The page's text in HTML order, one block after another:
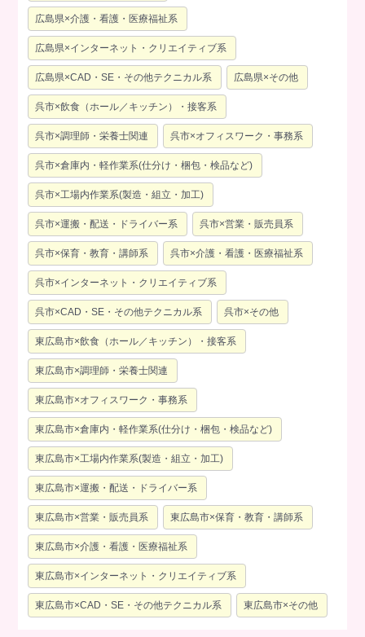
広島県×介護・看護・医療福祉系
広島県×インターネット・クリエイティブ系
広島県×CAD・SE・その他テクニカル系 広島県×その他
呉市×飲食（ホール／キッチン）・接客系
呉市×調理師・栄養士関連 呉市×オフィスワーク・事務系
呉市×倉庫内・軽作業系(仕分け・梱包・検品など)
呉市×工場内作業系(製造・組立・加工)
呉市×運搬・配送・ドライバー系 呉市×営業・販売員系
呉市×保育・教育・講師系 呉市×介護・看護・医療福祉系
呉市×インターネット・クリエイティブ系
呉市×CAD・SE・その他テクニカル系 呉市×その他
東広島市×飲食（ホール／キッチン）・接客系
東広島市×調理師・栄養士関連
東広島市×オフィスワーク・事務系
東広島市×倉庫内・軽作業系(仕分け・梱包・検品など)
東広島市×工場内作業系(製造・組立・加工)
東広島市×運搬・配送・ドライバー系
東広島市×営業・販売員系 東広島市×保育・教育・講師系
東広島市×介護・看護・医療福祉系
東広島市×インターネット・クリエイティブ系
東広島市×CAD・SE・その他テクニカル系 東広島市×その他